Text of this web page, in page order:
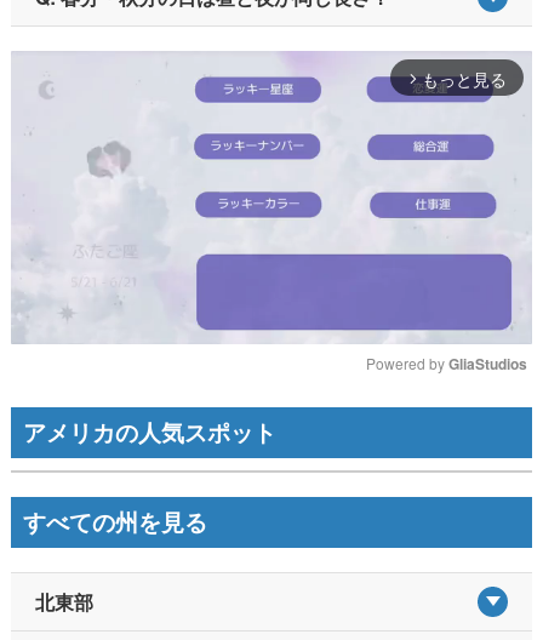
arrow_forward_ios もっと見る
Mute
Powered by GliaStudios
アメリカの人気スポット
すべての州を見る
北東部